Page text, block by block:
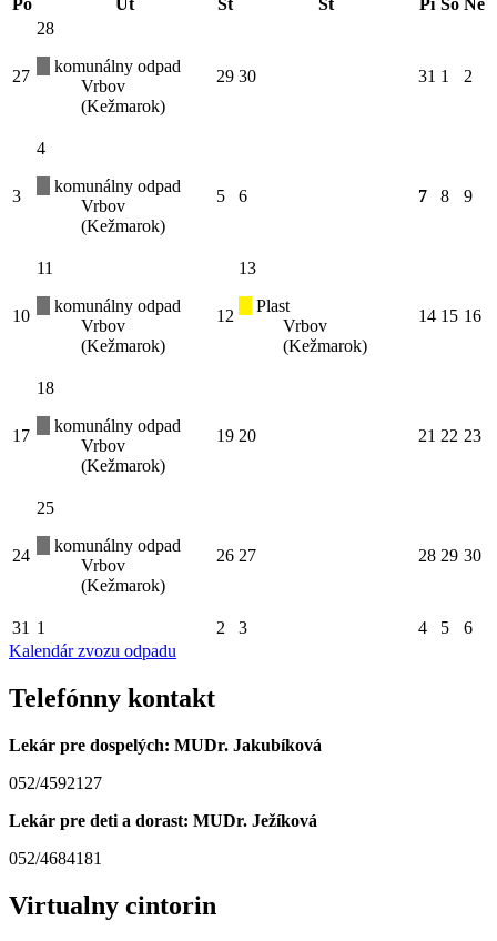
Po
Ut St Št Pi So Ne
27
28
komunálny odpad
Vrbov
(Kežmarok)
29 30 31 1 2
3
4
komunálny odpad
Vrbov
(Kežmarok)
5 6 7 8 9
10
11
komunálny odpad
Vrbov
(Kežmarok)
12
13
Plast
Vrbov
(Kežmarok)
14 15 16
17
18
komunálny odpad
Vrbov
(Kežmarok)
19 20 21 22 23
24
25
komunálny odpad
Vrbov
(Kežmarok)
26 27 28 29 30
31 1 2 3 4 5
6
Kalendár zvozu odpadu
Telefónny kontakt
Lekár pre dospelých: MUDr. Jakubíková
052/4592127
Lekár pre deti a dorast: MUDr. Ježíková
052/4684181
Virtualny cintorin